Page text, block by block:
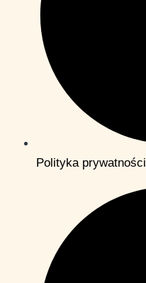
Polityka prywatności